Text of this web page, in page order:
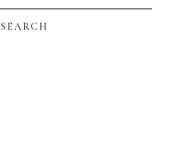
SEARCH